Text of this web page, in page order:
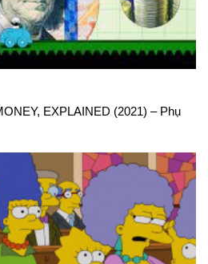
EXPLAINED (2021) – Phụ